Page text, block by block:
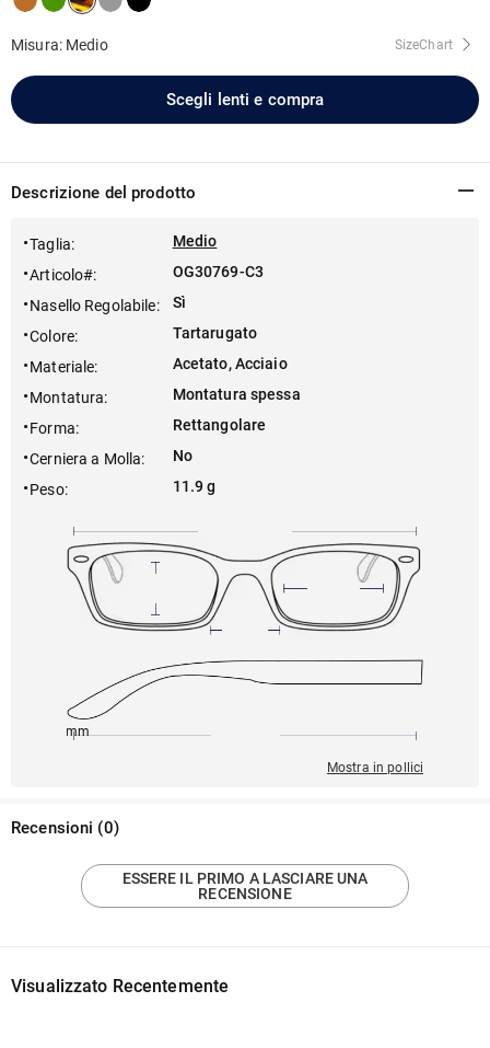
Misura: Medio SizeChart
Scegli lenti e compra
Descrizione del prodotto
Taglia:
Medio
Articolo#:
OG30769-C3
Nasello Regolabile:
Sì
Colore:
Tartarugato
Materiale:
Acetato, Acciaio
Montatura:
Montatura spessa
Forma:
Rettangolare
Cerniera a Molla:
No
Peso: 11.9 g
145mm
Mostra in pollici
Recensioni (0)
ESSERE IL PRIMO A LASCIARE UNA
RECENSIONE
Visualizzato Recentemente